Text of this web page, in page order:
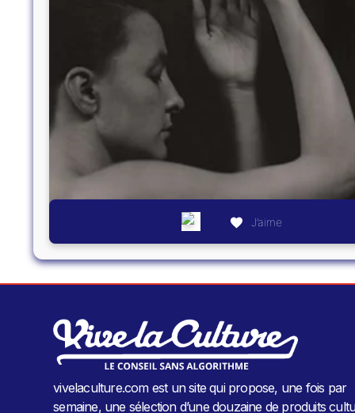
J’aime
vivelaculture.com est un site qui propose, une fois par
semaine, une sélection d’une douzaine de produits